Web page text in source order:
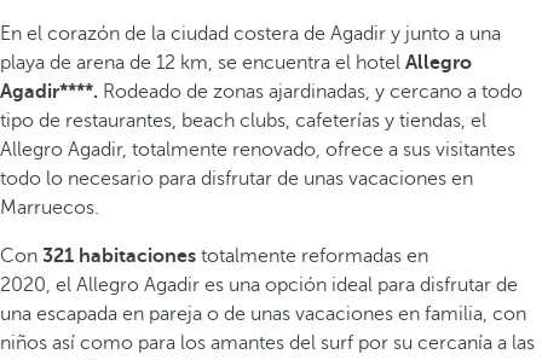
En el corazón de la ciudad costera de Agadir y junto a una
playa de arena de 12 km, se encuentra el hotel Allegro
Agadir****. Rodeado de zonas ajardinadas, y cercano a todo
tipo de restaurantes, beach clubs, cafeterías y tiendas, el
Allegro Agadir, totalmente renovado, ofrece a sus visitantes
todo lo necesario para disfrutar de unas vacaciones en
Marruecos.
Con 321 habitaciones totalmente reformadas en
2020, el Allegro Agadir es una opción ideal para disfrutar de
una escapada en pareja o de unas vacaciones en familia, con
niños así como para los amantes del surf por su cercanía a las